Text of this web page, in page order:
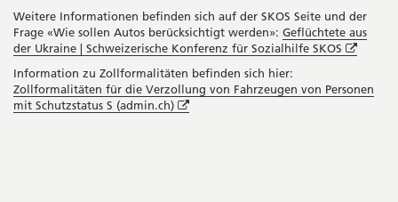
Weitere Informationen befinden sich auf der SKOS Seite und der
Frage «Wie sollen Autos berücksichtigt werden»: Geflüchtete aus
der Ukraine | Schweizerische Konferenz für Sozialhilfe SKOS
Öffnet
Fenster
Information zu Zollformalitäten befinden sich hier:
Zollformalitäten für die Verzollung von Fahrzeugen von Personen
mit Schutzstatus S (admin.ch)
Öffnet